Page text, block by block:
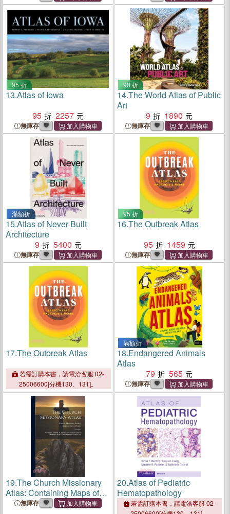
95 折
13.Atlas of Iowa
95
2257
無庫存
90 折
14.The World Atlas of Public
Art
9
1890
無庫存
滿額折
15.Atlas of Never Built
Architecture
9
5400
無庫存
95 折
16.The Outbreak Atlas
95
1459
無庫存
17.The Outbreak Atlas
若需訂購本書，請電洽客服 02-
25006600[分機130、131]。
滿額折
18.Endangered Animals
Atlas
79
565
無庫存
19.The Church Missionary
Atlas: Containing Maps of
the Various Spheres of the
無庫存
20.Atlas of Pediatric
Hematopathology
若需訂購本書，請電洽客服 02-